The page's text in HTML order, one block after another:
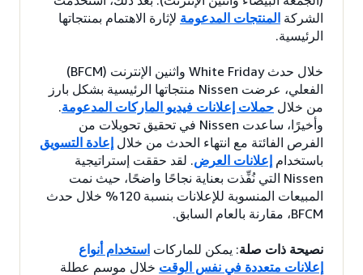
الشركة المنتجات المدعومة لإثارة الاهتمام بمنتجاتها
الرئيسية.
خلال حدث White Friday واثنين الإنترنت (BFCM)
الفعلي، عرضت Nissen منتجاتها الرئيسية بشكل بارز
من خلال حملات إعلانات فيديو الماركات المدعومة.
وأخيرًا، ساعدت Nissen في تحقيق تحويلات من
الفرص الفائتة مع انتهاء الحدث من خلال إعادة التسويق
باستخدام إعلانات العرض. لقد حققت إستراتيجية
Nissen التي نُفِّذت بعناية نجاحًا واضحًا، حيث نمت
المبيعات المنسوبة للإعلانات بنسبة 120% خلال حدث
BFCM، مقارنة بالعام السابق.
نصيحة ذات صلة: يمكن للماركات استخدام أنواع
إعلانات متعددة في نفس الوقت خلال موسم عطلة